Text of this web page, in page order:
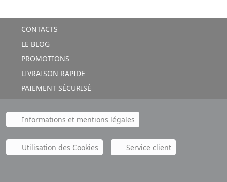
CONTACTS
LE BLOG
PROMOTIONS
LIVRAISON RAPIDE
PAIEMENT SÉCURISÉ
Informations et mentions légales
Utilisation des Cookies Service client